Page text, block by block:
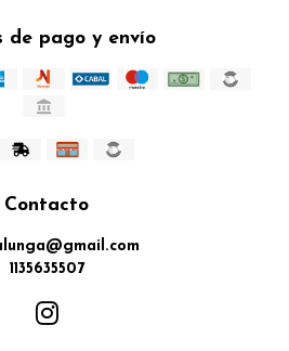
de pago y envío
Contacto
1135635507